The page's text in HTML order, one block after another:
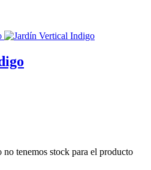
tenemos stock para el producto